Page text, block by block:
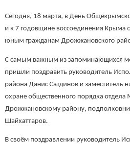
Сегодня, 18 марта, в День
и к 7 годовщине воссоединения Крыма
юным гражданам Дрожжановского
С самым важным из запоминающихся
пришли поздравить руководитель
района Данис Сатдинов и заместитель
охране общественного порядка
Дрожжановскому району,
Шайхаттаров.
В своём поздравлении руководитель